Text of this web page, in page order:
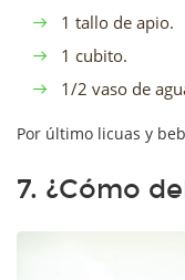
1 tallo de apio.
1 cubito.
1/2 vaso de
Por último licuas y
7. ¿Cómo